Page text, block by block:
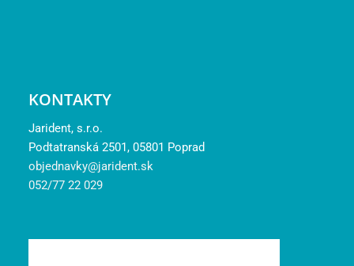
KONTAKTY
Jarident, s.r.o.
Podtatranská 2501, 05801 Poprad
objednavky@jarident.sk
052/77 22 029